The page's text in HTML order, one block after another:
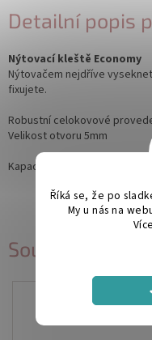
Říká se, že po
My u nás na
Související
Detailní popis
Nýtovací kleště Economy
Nýtovačem nejdříve
fixujete.
Robustní celokovové
Velikost otvoru 5mm
Kapacita děrování do 3 mm